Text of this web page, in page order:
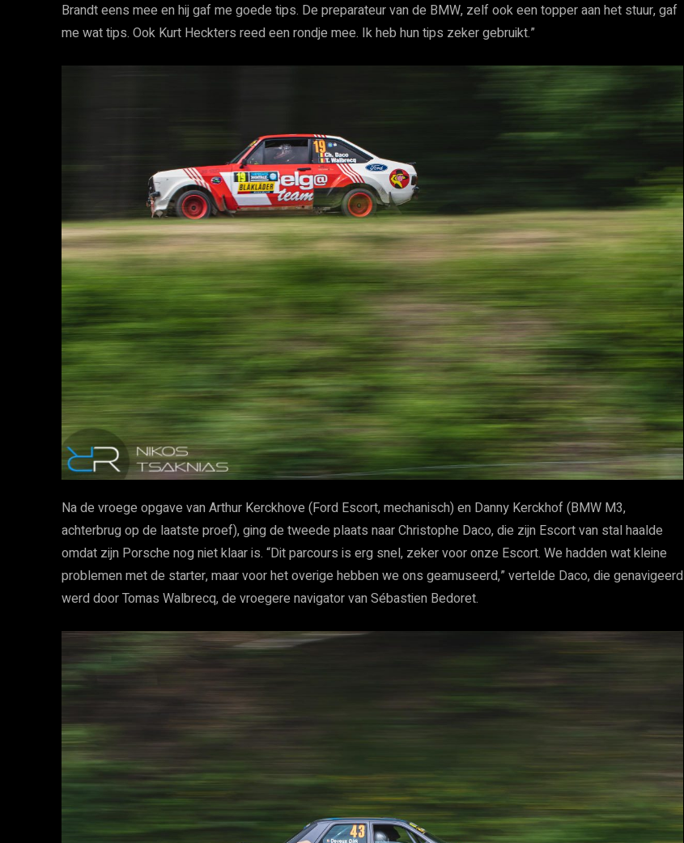
Brandt eens mee en hij gaf me goede tips. De preparateur van de BMW, zelf ook een topper aan het stuur, gaf
me wat tips. Ook Kurt Heckters reed een rondje mee. Ik heb hun tips zeker gebruikt.”
Na de vroege opgave van Arthur Kerckhove (Ford Escort, mechanisch) en Danny Kerckhof (BMW M3,
achterbrug op de laatste proef), ging de tweede plaats naar Christophe Daco, die zijn Escort van stal haalde
omdat zijn Porsche nog niet klaar is. “Dit parcours is erg snel, zeker voor onze Escort. We hadden wat kleine
problemen met de starter, maar voor het overige hebben we ons geamuseerd,” vertelde Daco, die genavigeerd
werd door Tomas Walbrecq, de vroegere navigator van Sébastien Bedoret.